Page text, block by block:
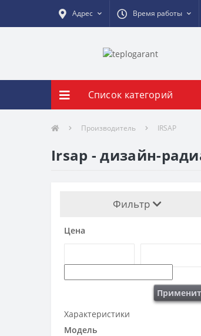
Адрес Время работы
Список категорий
Производитель IRSAP
Irsap - дизайн-
Фильтр
Цена
Характеристики
Модель